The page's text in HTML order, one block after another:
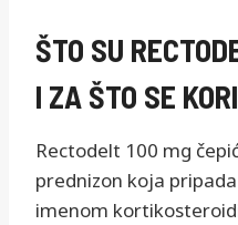
ŠTO SU
I ZA ŠTO SE
Rectodelt 100 mg
prednizon koja
imenom